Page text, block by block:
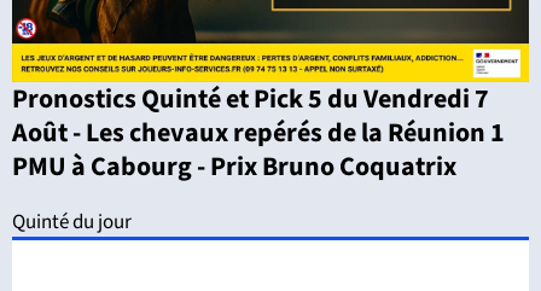
Pronostics Quinté et Pick 5 du Vendredi 7
Août - Les chevaux repérés de la Réunion 1
PMU à Cabourg - Prix Bruno Coquatrix
Quinté du jour